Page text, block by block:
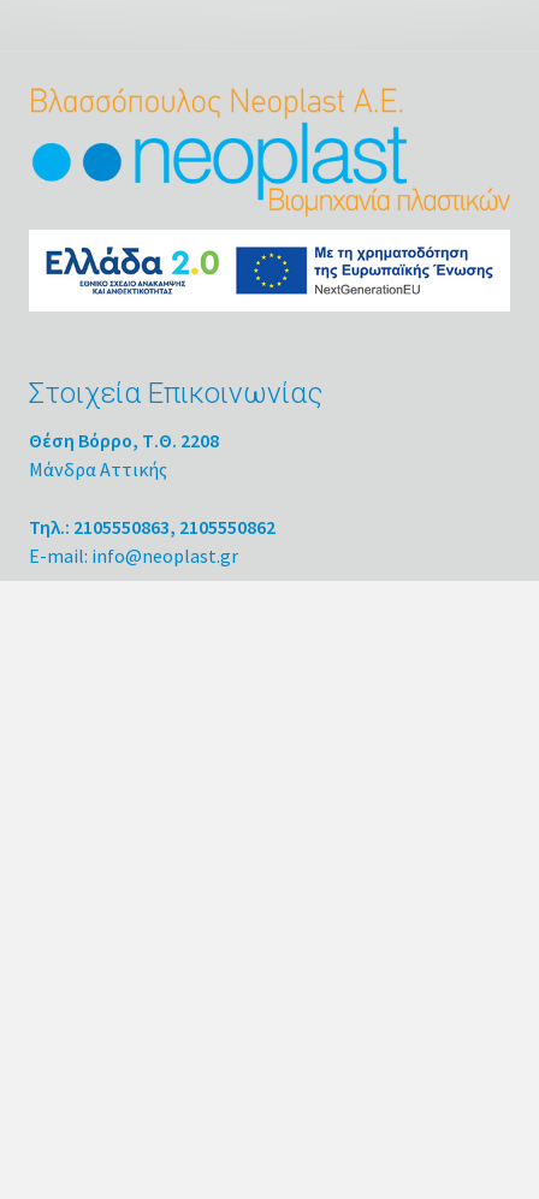
Στοιχεία Επικοινωνίας
Θέση Βόρρο, Τ.Θ. 2208
Μάνδρα Αττικής
Τηλ.: 2105550863, 2105550862
E-mail: info@neoplast.gr